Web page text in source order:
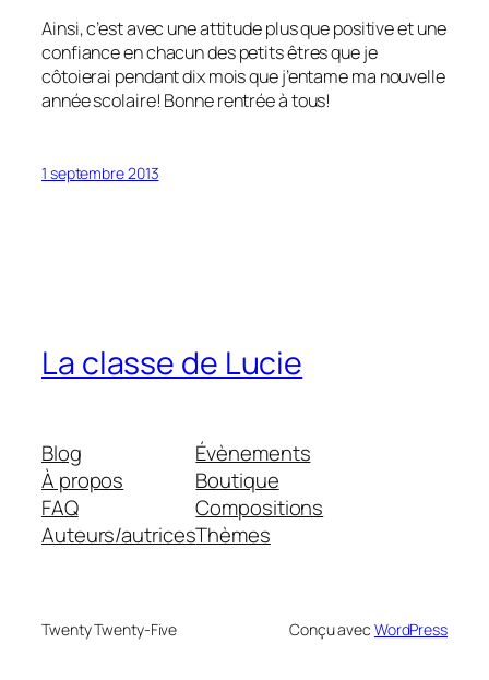
Ainsi, c’est avec une attitude plus que positive et une
confiance en chacun des petits êtres que je
côtoierai pendant dix mois que j’entame ma nouvelle
année scolaire! Bonne rentrée à tous!
1 septembre 2013
La classe de Lucie
Blog
À propos
FAQ
Auteurs/autrices
Évènements
Boutique
Compositions
Thèmes
Twenty Twenty-Five Conçu avec WordPress